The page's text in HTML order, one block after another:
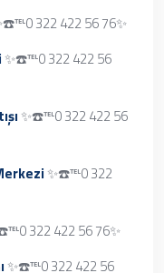
322 422 56 76✨
✨☎️℡0 322 422 56
✨☎️℡0 322 422 56
✨☎️℡0 322
322 422 56 76✨
✨☎️℡0 322 422 56